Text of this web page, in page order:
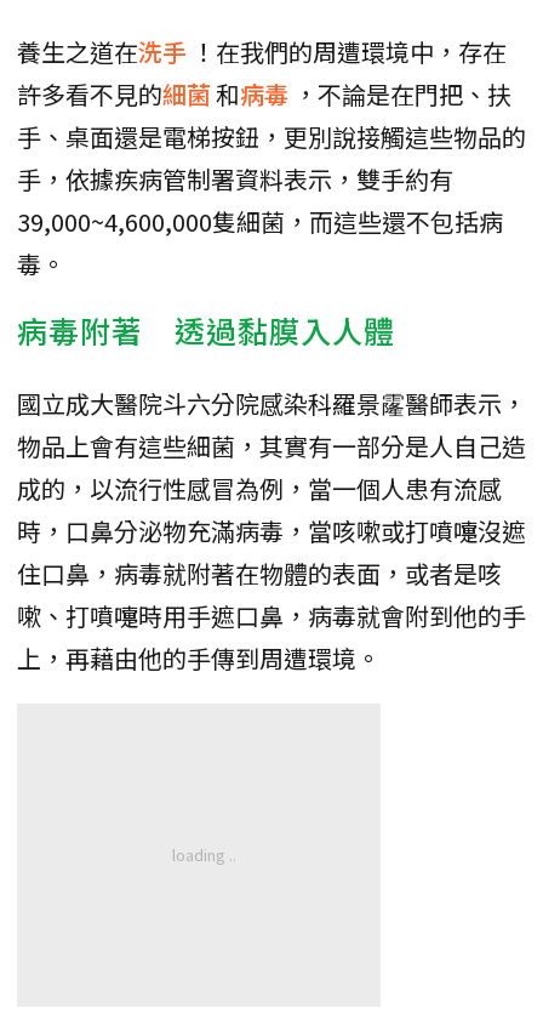
養生之道在洗手 ！在我們的周遭環境中，存在
許多看不見的細菌和病毒 ，不論是在門把、扶
手、桌面還是電梯按鈕，更別說接觸這些物品的
手，依據疾病管制署資料表示，雙手約有
39,000~4,600,000隻細菌，而這些還不包括病
毒。
病毒附著 透過黏膜入人體
國立成大醫院斗六分院感染科羅景霳醫師表示，
物品上會有這些細菌，其實有一部分是人自己造
成的，以流行性感冒為例，當一個人患有流感
時，口鼻分泌物充滿病毒，當咳嗽或打噴嚏沒遮
住口鼻，病毒就附著在物體的表面，或者是咳
嗽、打噴嚏時用手遮口鼻，病毒就會附到他的手
上，再藉由他的手傳到周遭環境。